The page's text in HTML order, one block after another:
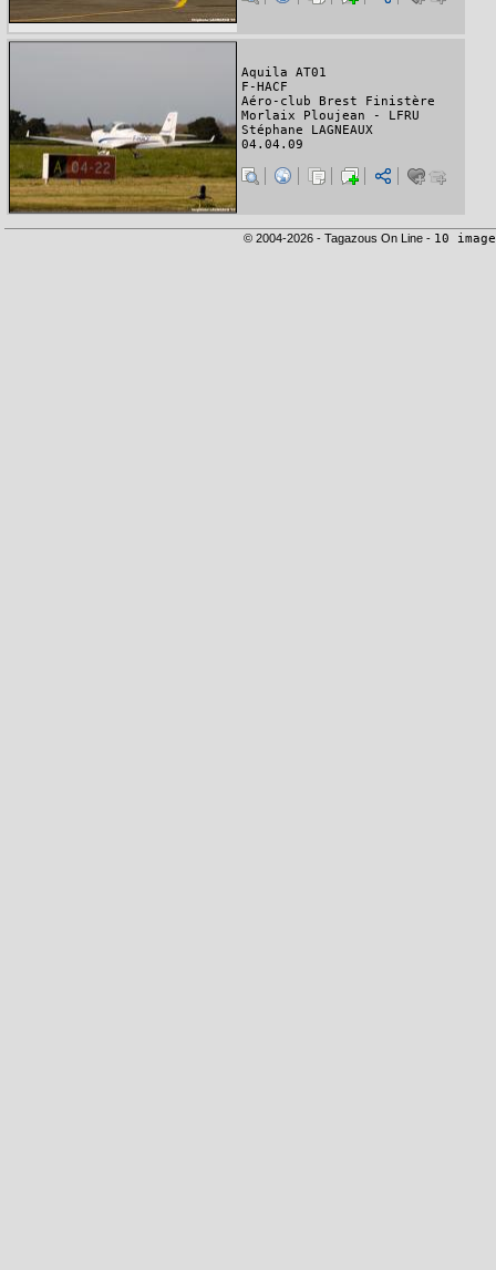
Aquila AT01
F-HACF
Aéro-club Brest Finistère
Morlaix Ploujean - LFRU
Stéphane LAGNEAUX
04.04.09
© 2004-2026 - Tagazous On Line - 10